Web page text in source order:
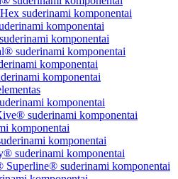
suderinami komponentai
komponentai
komponentai
suderinami komponentai
komponentai
komponentai
komponentai
suderinami komponentai
komponentai
komponentai
suderinami komponentai
suderinami komponentai